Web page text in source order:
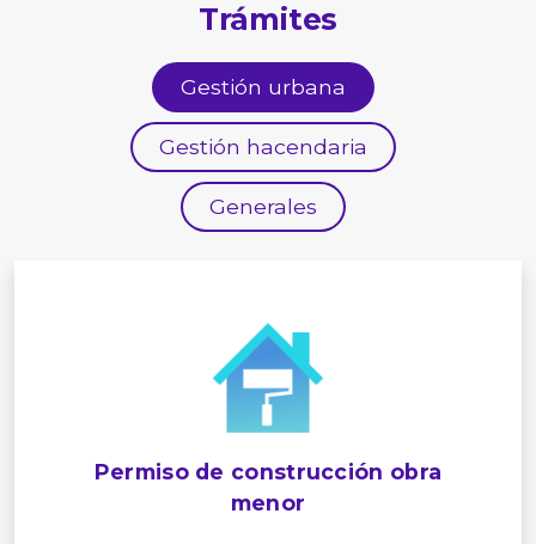
Trámites
Gestión urbana
Gestión hacendaria
Generales
Permiso de construcción obra
menor